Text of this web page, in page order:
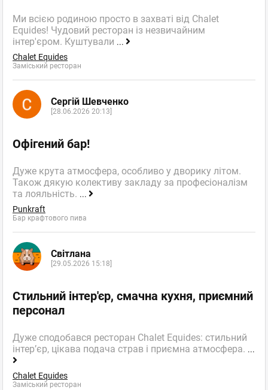
Ми всією родиною просто в захваті від Chalet
Equides! Чудовий ресторан із незвичайним
інтер'єром. Куштували ...
Chalet Equides
Заміський ресторан
Сергій Шевченко
[28.06.2026 20:13]
Офігений бар!
Дуже крута атмосфера, особливо у дворику літом.
Також дякую колективу закладу за професіоналізм
та лояльність. ...
Punkraft
Бар крафтового пива
Світлана
[29.05.2026 15:18]
Стильний інтер'єр, смачна кухня, приємний
персонал
Дуже сподобався ресторан Chalet Equides: стильний
інтер’єр, цікава подача страв і приємна атмосфера. ...
Chalet Equides
Заміський ресторан